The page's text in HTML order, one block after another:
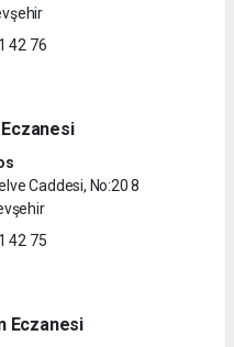
42 76
Caddesi, No:20 8
42 75
Eczanesi